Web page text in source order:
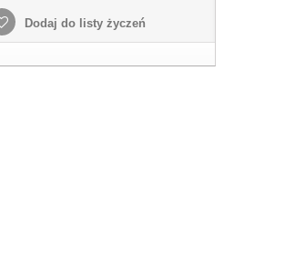
Dodaj do listy życzeń